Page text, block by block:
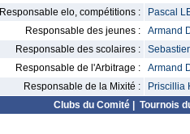
Responsable elo, compétitions :
Pascal
Responsable des jeunes :
Armand
Responsable des scolaires :
Responsable de l'Arbitrage :
Armand
Responsable de la Mixité :
Priscillia
Clubs du Comité| Tournois